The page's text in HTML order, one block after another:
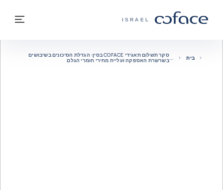
COFACE - אתר הקבוצה
ISRAEL
בחזרה לעמוד הבית
בית סקר תשלום תאגידי COFACE בסין: הגדלת הסיכונים בשיבושים
בשרשרת האספקה ​​ועליית מחירי חומרי הגלם